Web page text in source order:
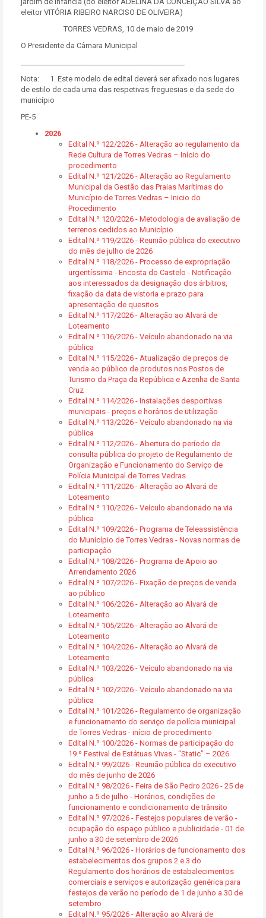
eleitor VITÓRIA RIBEIRO NARCISO DE OLIVEIRA)
TORRES VEDRAS, 10 de maio de 2019
O Presidente da Câmara Municipal
Nota: 1. Este modelo de edital deverá ser afixado nos lugares
de estilo de cada uma das respetivas freguesias e da sede do
município
PE-5
2026
Edital N.º 122/2026 - Alteração ao regulamento da
Rede Cultura de Torres Vedras – Início do
procedimento
Edital N.º 121/2026 - Alteração ao Regulamento
Municipal da Gestão das Praias Marítimas do
Município de Torres Vedras – Inicio do
Procedimento
Edital N.º 120/2026 - Metodologia de avaliação de
terrenos cedidos ao Município
Edital N.º 119/2026 - Reunião pública do executivo
do mês de julho de 2026
Edital N.º 118/2026 - Processo de expropriação
urgentíssima - Encosta do Castelo - Notificação
aos interessados da designação dos árbitros,
fixação da data de vistoria e prazo para
apresentação de quesitos
Edital N.º 117/2026 - Alteração ao Alvará de
Loteamento
Edital N.º 116/2026 - Veículo abandonado na via
pública
Edital N.º 115/2026 - Atualização de preços de
venda ao público de produtos nos Postos de
Turismo da Praça da República e Azenha de Santa
Cruz
Edital N.º 114/2026 - Instalações desportivas
municipais - preços e horários de utilização
Edital N.º 113/2026 - Veículo abandonado na via
pública
Edital N.º 112/2026 - Abertura do período de
consulta pública do projeto de Regulamento de
Organização e Funcionamento do Serviço de
Polícia Municipal de Torres Vedras
Edital N.º 111/2026 - Alteração ao Alvará de
Loteamento
Edital N.º 110/2026 - Veículo abandonado na via
pública
Edital N.º 109/2026 - Programa de Teleassistência
do Município de Torres Vedras - Novas normas de
participação
Edital N.º 108/2026 - Programa de Apoio ao
Arrendamento 2026
Edital N.º 107/2026 - Fixação de preços de venda
ao público
Edital N.º 106/2026 - Alteração ao Alvará de
Loteamento
Edital N.º 105/2026 - Alteração ao Alvará de
Loteamento
Edital N.º 104/2026 - Alteração ao Alvará de
Loteamento
Edital N.º 103/2026 - Veículo abandonado na via
pública
Edital N.º 102/2026 - Veículo abandonado na via
pública
Edital N.º 101/2026 - Regulamento de organização
e funcionamento do serviço de polícia municipal
de Torres Vedras - início de procedimento
Edital N.º 100/2026 - Normas de participação do
19.º Festival de Estátuas Vivas - “Static” – 2026
Edital N.º 99/2026 - Reunião pública do executivo
do mês de junho de 2026
Edital N.º 98/2026 - Feira de São Pedro 2026 - 25 de
junho a 5 de julho - Horários, condições de
funcionamento e condicionamento de trânsito
Edital N.º 97/2026 - Festejos populares de verão -
ocupação do espaço público e publicidade - 01 de
junho a 30 de setembro de 2026
Edital N.º 96/2026 - Horários de funcionamento dos
estabelecimentos dos grupos 2 e 3 do
Regulamento dos horários de estabalecimentos
comerciais e serviços e autorização genérica para
festejos de verão no período de 1 de junho a 30 de
setembro
Edital N.º 95/2026 - Alteração ao Alvará de